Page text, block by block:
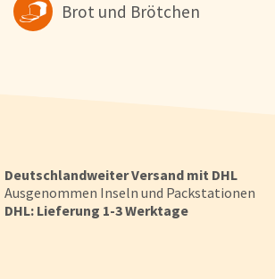
Brot und Brötchen
Deutschlandweiter Versand mit DHL
Ausgenommen Inseln und Packstationen
DHL: Lieferung 1-3 Werktage